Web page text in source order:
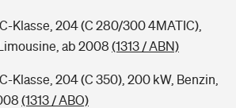
Klasse, 204 (C 280/300 4MATIC),
ab 2008 (1313 / ABN)
Klasse, 204 (C 350), 200 kW, Benzin,
(1313 / ABO)